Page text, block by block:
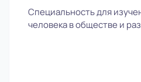
Специальность для
человека в обществе и